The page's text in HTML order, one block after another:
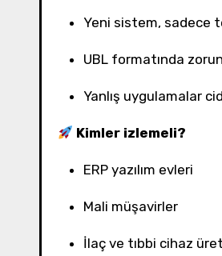
Yeni sistem,
UBL formatında
Yanlış uygulamalar
Kimler izlemeli?
ERP yazılım evleri
Mali müşavirler
İlaç ve tıbbi cihaz